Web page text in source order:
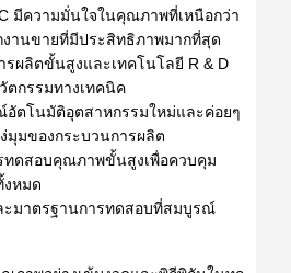
มีความมั่นใจในคุณภาพที่เหนือกว่า
านขายที่มีประสิทธิภาพมากที่สุด
รผลิตขั้นสูงและเทคโนโลยี R & D
ตกรรมทางเทคนิค
ตโนมัติอุตสาหกรรมใหม่และค่อยๆ
มุมของกระบวนการผลิต
ดสอบคุณภาพขั้นสูงเพื่อควบคุม
งหมด
มาตรฐานการทดสอบที่สมบูรณ์